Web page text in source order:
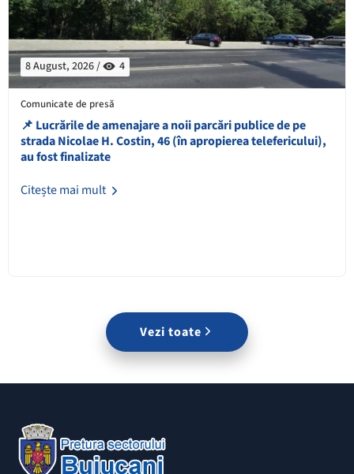
8 August, 2026 / 4
Comunicate de presă
📌 ​Lucrările de amenajare a noii parcări publice de pe
strada Nicolae H. Costin, 46 (în apropierea telefericului),
au fost finalizate
Citește mai mult
Vezi toate